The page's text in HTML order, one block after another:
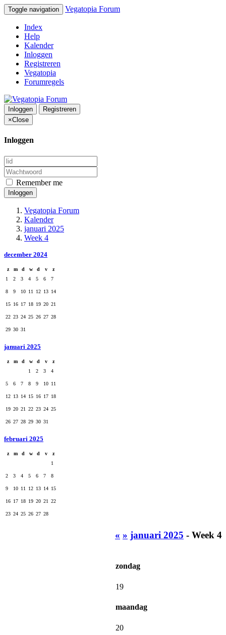
Toggle navigation Vegatopia Forum
Index
Help
Kalender
Inloggen
Registreren
Vegatopia
Forumregels
Inloggen
Registreren
×Close
Inloggen
Remember me
Inloggen
Vegatopia Forum
Kalender
januari 2025
Week 4
december 2024
z m d w d v
z
1
2 3 4 5 6 7
8 9 10 11 12 13 14
15 16 17 18 19 20 21
22 23 24 25 26 27 28
29 30 31
januari 2025
z m d w d v
z
1
2 3 4
5 6 7 8 9 10 11
12 13 14 15 16 17 18
19 20 21 22 23 24 25
26 27 28 29 30 31
februari 2025
z m d w d v
z
1
2 3 4 5 6 7 8
9 10 11 12 13 14 15
16 17 18 19 20 21 22
23 24 25 26 27 28
« » januari 2025 - Week 4
zondag
19
maandag
20